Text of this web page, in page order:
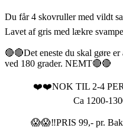
Du får 4 skovruller med vildt
Lavet af gris med lækre
🔴🔴Det eneste du skal gøre
ved 180 grader. NEMT🔴🔴
❤️❤️NOK TIL 2-4
Ca 1200-
😱😱‼️PRIS 99,- pr.